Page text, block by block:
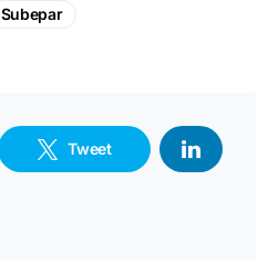
Subepar
Tweet